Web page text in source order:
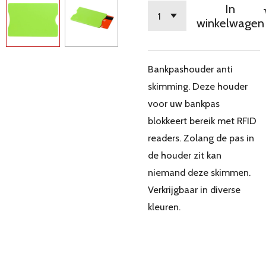
In
winkelwagen
Bankpashouder anti
skimming. Deze houder
voor uw bankpas
blokkeert bereik met RFID
readers. Zolang de pas in
de houder zit kan
niemand deze skimmen.
Verkrijgbaar in diverse
kleuren.